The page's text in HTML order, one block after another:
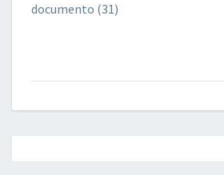
documento (31)
navigation